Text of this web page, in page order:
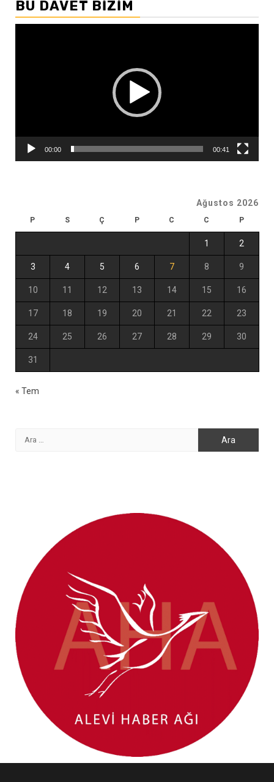
BU DAVET BIZIM
00:00 00:41
Ağustos 2026
P S Ç P C C P
1 2
3 4 5 6 7 8 9
10 11 12 13 14 15 16
17 18 19 20 21 22 23
24 25 26 27 28 29 30
31
« Tem